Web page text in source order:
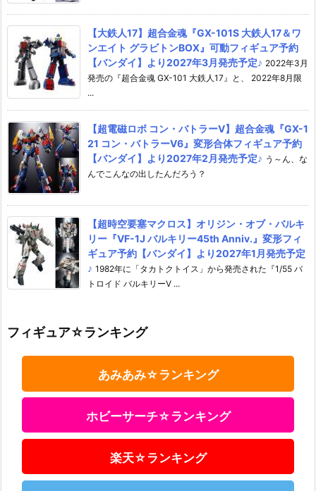
【大鉄人17】超合金魂『GX-101S 大鉄人17＆ワ
ンエイト グラビトンBOX』可動フィギュア予約
【バンダイ】より2027年3月発売予定♪ 2022年3月
発売の『超合金魂 GX-101 大鉄人17』と、 2022年8月限
...
【超電磁ロボ コン・バトラーV】超合金魂『GX-1
21 コン・バトラーV6』変形合体フィギュア予約
【バンダイ】より2027年2月発売予定♪ う～ん、な
んでこんなの出したんだろう？
【超時空要塞マクロス】オリジン・オブ・バルキ
リー『VF-1J バルキリー45th Anniv.』変形フィ
ギュア予約【バンダイ】より2027年1月発売予定
♪ 1982年に「タカトクトイス」から発売された『1/55 バ
トロイド バルキリーV ...
フィギュア☆ランキング
あみあみ☆ランキング
ホビーサーチ☆ランキング
楽天☆ランキング